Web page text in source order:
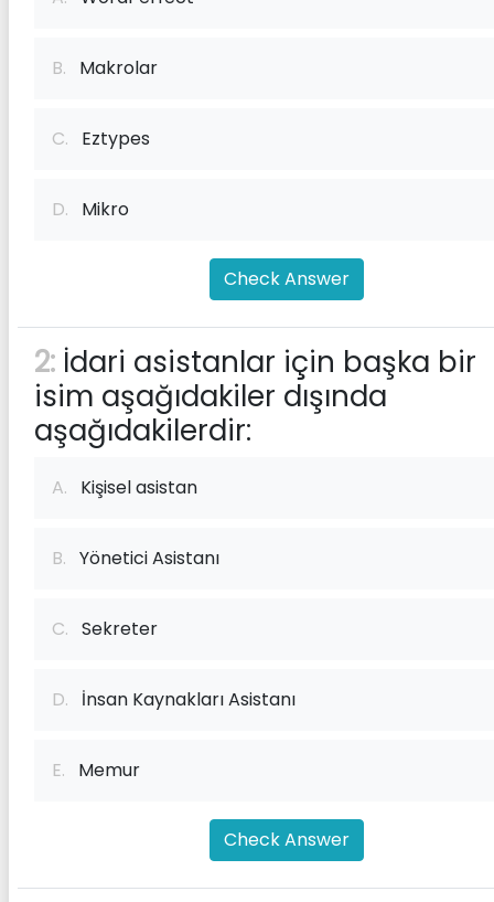
B. Makrolar
C. Eztypes
D. Mikro
Check Answer
2: İdari asistanlar için başka bir
isim aşağıdakiler dışında
aşağıdakilerdir:
A. Kişisel asistan
B. Yönetici Asistanı
C. Sekreter
D. İnsan Kaynakları Asistanı
E. Memur
Check Answer